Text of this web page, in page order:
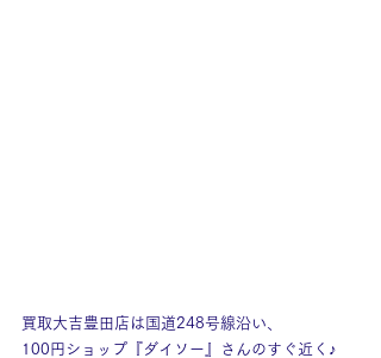
買取大吉豊田店は国道248号線沿い、
100円ショップ『ダイソー』さんのすぐ近く♪